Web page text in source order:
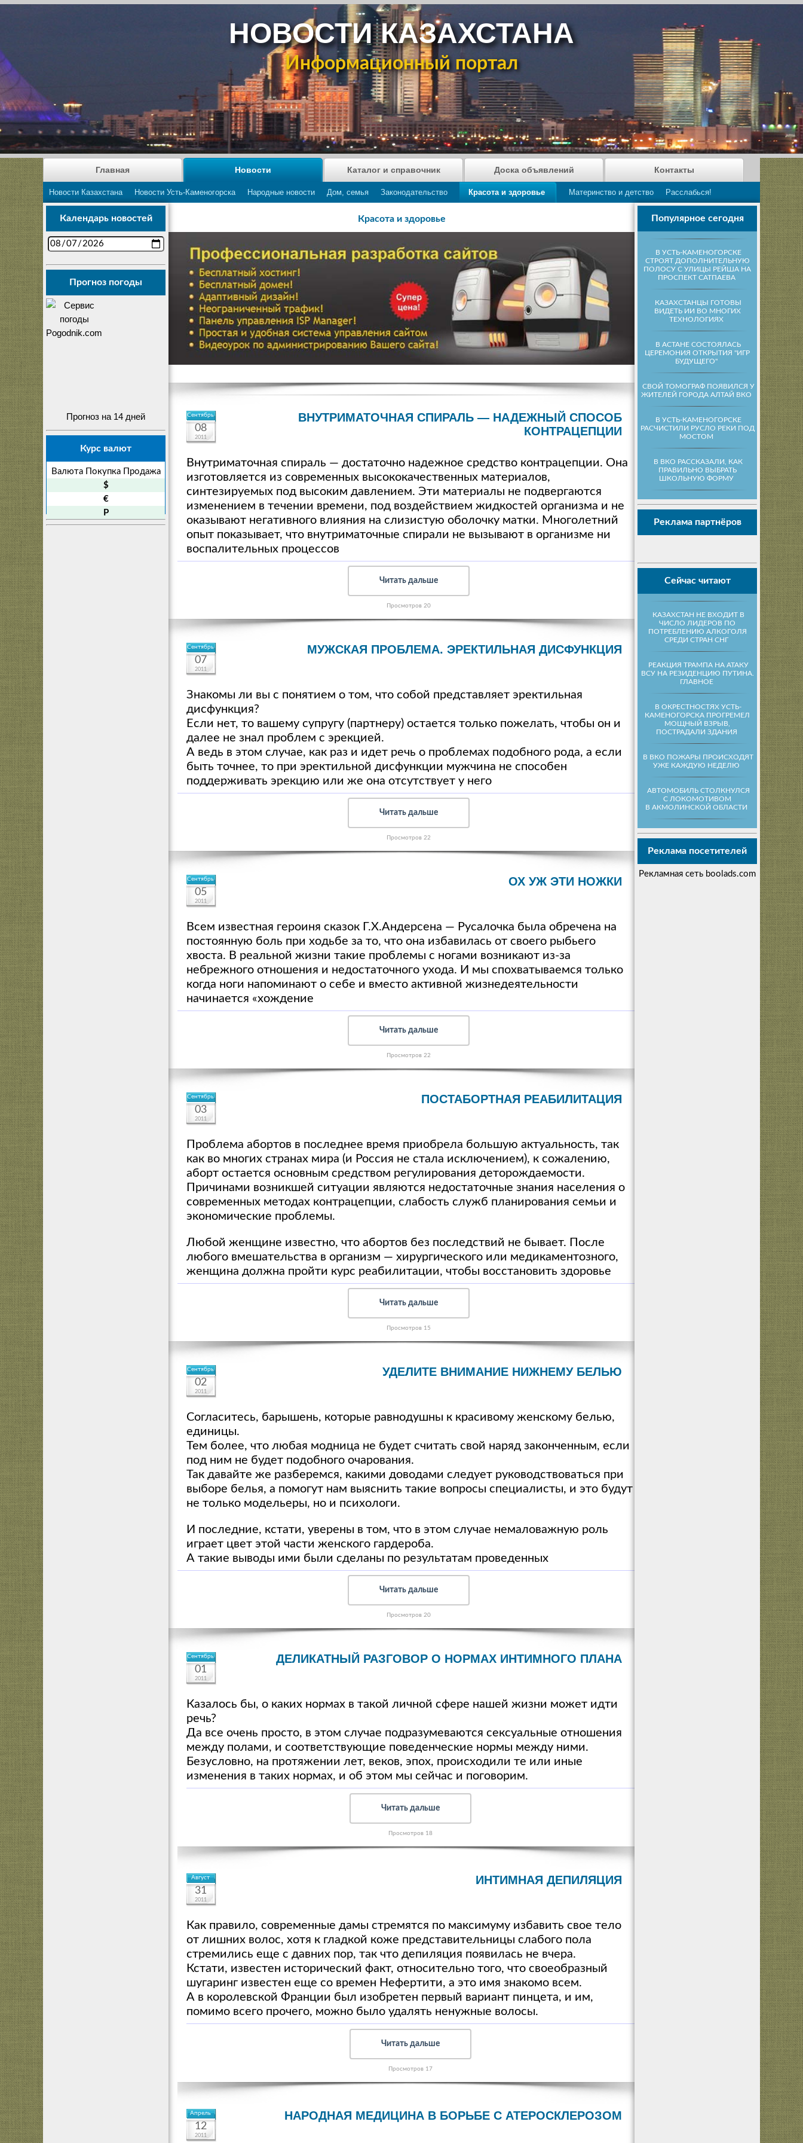
НОВОСТИ КАЗАХСТАНА
Информационный портал
Главная Новости
Новости Казахстана Новости Усть-Каменогорска Народные новости Дом, семья Законодательство Красота и здоровье Материнство и детство Расслабься!
Траволечение
Каталог и справочник Доска объявлений Контакты
Популярное сегодня
В УСТЬ-КАМЕНОГОРСКЕ
СТРОЯТ ДОПОЛНИТЕЛЬНУЮ
ПОЛОСУ С УЛИЦЫ РЕЙША НА
ПРОСПЕКТ САТПАЕВА
КАЗАХСТАНЦЫ ГОТОВЫ
ВИДЕТЬ ИИ ВО МНОГИХ
ТЕХНОЛОГИЯХ
В АСТАНЕ СОСТОЯЛАСЬ
ЦЕРЕМОНИЯ ОТКРЫТИЯ "ИГР
БУДУЩЕГО"
СВОЙ ТОМОГРАФ ПОЯВИЛСЯ У
ЖИТЕЛЕЙ ГОРОДА АЛТАЙ ВКО
В УСТЬ-КАМЕНОГОРСКЕ
РАСЧИСТИЛИ РУСЛО РЕКИ ПОД
МОСТОМ
В ВКО РАССКАЗАЛИ, КАК
ПРАВИЛЬНО ВЫБРАТЬ
ШКОЛЬНУЮ ФОРМУ
Реклама партнёров
Сейчас читают
КАЗАХСТАН НЕ ВХОДИТ В
ЧИСЛО ЛИДЕРОВ ПО
ПОТРЕБЛЕНИЮ АЛКОГОЛЯ
СРЕДИ СТРАН СНГ
РЕАКЦИЯ ТРАМПА НА АТАКУ
ВСУ НА РЕЗИДЕНЦИЮ ПУТИНА.
ГЛАВНОЕ
В ОКРЕСТНОСТЯХ УСТЬ-
КАМЕНОГОРСКА ПРОГРЕМЕЛ
МОЩНЫЙ ВЗРЫВ,
ПОСТРАДАЛИ ЗДАНИЯ
В ВКО ПОЖАРЫ ПРОИСХОДЯТ
УЖЕ КАЖДУЮ НЕДЕЛЮ
АВТОМОБИЛЬ СТОЛКНУЛСЯ
С ЛОКОМОТИВОМ
В АКМОЛИНСКОЙ ОБЛАСТИ
Реклама посетителей
Рекламная сеть boolads.com
Календарь новостей
Прогноз погоды
Прогноз на 14 дней
Курс валют
Валюта Покупка
Продажа
$
€
P
Красота и здоровье
Сентябрь
08
2011
ВНУТРИМАТОЧНАЯ СПИРАЛЬ — НАДЕЖНЫЙ СПОСОБ
КОНТРАЦЕПЦИИ
Внутриматочная спираль — достаточно надежное средство контрацепции. Она
изготовляется из современных высококачественных материалов,
синтезируемых под высоким давлением. Эти материалы не подвергаются
изменением в течении времени, под воздействием жидкостей организма и не
оказывают негативного влияния на слизистую оболочку матки. Многолетний
опыт показывает, что внутриматочные спирали не вызывают в организме ни
воспалительных процессов
Читать дальше
Просмотров 20
Сентябрь
07
2011
МУЖСКАЯ ПРОБЛЕМА. ЭРЕКТИЛЬНАЯ ДИСФУНКЦИЯ
Знакомы ли вы с понятием о том, что собой представляет эректильная
дисфункция?
Если нет, то вашему супругу (партнеру) остается только пожелать, чтобы он и
далее не знал проблем с эрекцией.
А ведь в этом случае, как раз и идет речь о проблемах подобного рода, а если
быть точнее, то при эректильной дисфункции мужчина не способен
поддерживать эрекцию или же она отсутствует у него
Читать дальше
Просмотров 22
Сентябрь
05
2011
ОХ УЖ ЭТИ НОЖКИ
Всем известная героиня сказок Г.Х.Андерсена — Русалочка была обречена на
постоянную боль при ходьбе за то, что она избавилась от своего рыбьего
хвоста. В реальной жизни такие проблемы с ногами возникают из-за
небрежного отношения и недостаточного ухода. И мы спохватываемся только
когда ноги напоминают о себе и вместо активной жизнедеятельности
начинается «хождение
Читать дальше
Просмотров 22
Сентябрь
03
2011
ПОСТАБОРТНАЯ РЕАБИЛИТАЦИЯ
Проблема абортов в последнее время приобрела большую актуальность, так
как во многих странах мира (и Россия не стала исключением), к сожалению,
аборт остается основным средством регулирования деторождаемости.
Причинами возникшей ситуации являются недостаточные знания населения о
современных методах контрацепции, слабость служб планирования семьи и
экономические проблемы.
Любой женщине известно, что абортов без последствий не бывает. После
любого вмешательства в организм — хирургического или медикаментозного,
женщина должна пройти курс реабилитации, чтобы восстановить здоровье
Читать дальше
Просмотров 15
Сентябрь
02
2011
УДЕЛИТЕ ВНИМАНИЕ НИЖНЕМУ БЕЛЬЮ
Согласитесь, барышень, которые равнодушны к красивому женскому белью,
единицы.
Тем более, что любая модница не будет считать свой наряд законченным, если
под ним не будет подобного очарования.
Так давайте же разберемся, какими доводами следует руководствоваться при
выборе белья, а помогут нам выяснить такие вопросы специалисты, и это будут
не только модельеры, но и психологи.
И последние, кстати, уверены в том, что в этом случае немаловажную роль
играет цвет этой части женского гардероба.
А такие выводы ими были сделаны по результатам проведенных
Читать дальше
Просмотров 20
Сентябрь
01
2011
ДЕЛИКАТНЫЙ РАЗГОВОР О НОРМАХ ИНТИМНОГО ПЛАНА
Казалось бы, о каких нормах в такой личной сфере нашей жизни может идти
речь?
Да все очень просто, в этом случае подразумеваются сексуальные отношения
между полами, и соответствующие поведенческие нормы между ними.
Безусловно, на протяжении лет, веков, эпох, происходили те или иные
изменения в таких нормах, и об этом мы сейчас и поговорим.
Читать дальше
Просмотров 18
Август
31
2011
ИНТИМНАЯ ДЕПИЛЯЦИЯ
Как правило, современные дамы стремятся по максимуму избавить свое тело
от лишних волос, хотя к гладкой коже представительницы слабого пола
стремились еще с давних пор, так что депиляция появилась не вчера.
Кстати, известен исторический факт, относительно того, что своеобразный
шугаринг известен еще со времен Нефертити, а это имя знакомо всем.
А в королевской Франции был изобретен первый вариант пинцета, и им,
помимо всего прочего, можно было удалять ненужные волосы.
Читать дальше
Просмотров 17
Апрель
12
2011
НАРОДНАЯ МЕДИЦИНА В БОРЬБЕ С АТЕРОСКЛЕРОЗОМ